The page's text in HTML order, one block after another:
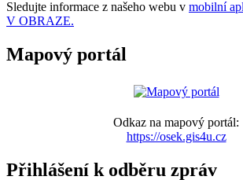
Sledujte informace z našeho webu v mobilní
V OBRAZE.
Mapový portál
Odkaz na mapový portál:
https://osek.gis4u.cz
Přihlášení k odběru zpráv